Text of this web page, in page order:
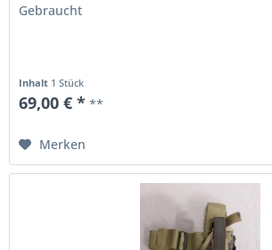
Gebraucht
Inhalt 1 Stück
69,00 € * **
Merken